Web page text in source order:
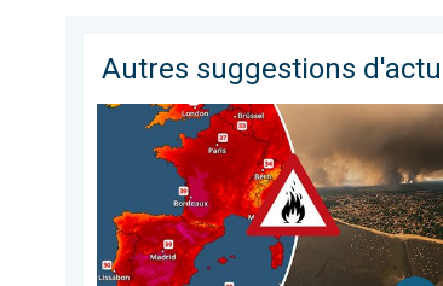
Autres suggestions
Le sud-ouest de la France brûle